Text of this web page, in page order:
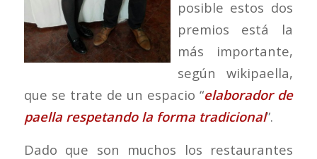
posible estos dos
premios está la
más importante,
según wikipaella,
que se trate de un espacio “elaborador de
paella respetando la forma tradicional”.
Dado que son muchos los restaurantes